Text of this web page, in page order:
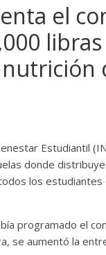
el
Estudiantil
donde
los
programado el
se aumentó la